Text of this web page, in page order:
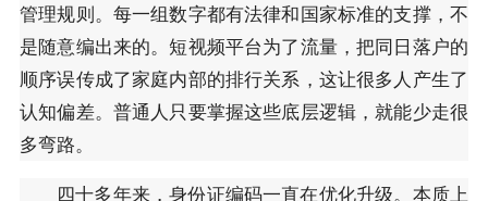
管理规则。每一组数字都有法律和国家标准的支撑，不
是随意编出来的。短视频平台为了流量，把同日落户的
顺序误传成了家庭内部的排行关系，这让很多人产生了
认知偏差。普通人只要掌握这些底层逻辑，就能少走很
多弯路。
四十多年来，身份证编码一直在优化升级。本质上